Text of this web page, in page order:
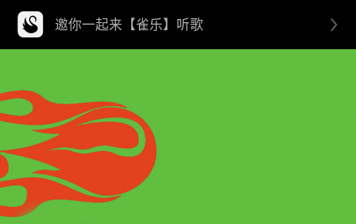
邀你一起来【雀乐】听歌